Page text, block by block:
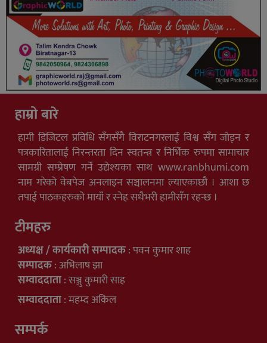
हाम्रो बारे
हामी डिजिटल प्रविधि सँगसँगै विराटनगरलाई विश्व सँग जोड्न र
पत्रकारितालाई निरन्तरता दिन स्वतन्त्र र निर्भिक रुपमा सामाचार
सामग्री सम्प्रेषण गर्ने उद्येश्यका साथ www.ranbhumi.com
नाम गरेको वेबपेज अनलाइन सञ्चालनमा ल्याएकाछौ । आशा छ
तपाई पाठकहरुको मायाँ र स्नेह सधैभरी हामीसँग रहन्छ ।
टीमहरु
अध्यक्ष / कार्यकारी सम्पादक: पवन कुमार शाह
सम्पादक: अभिलाष झा
सम्वाददाता: सञ्जु कुमारी साह
सम्वाददाता: महम्द अकिल
सम्पर्क